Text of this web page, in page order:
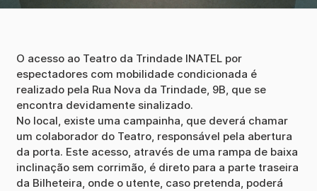
O acesso ao Teatro da Trindade INATEL por
espectadores com mobilidade condicionada é
realizado pela Rua Nova da Trindade, 9B, que se
encontra devidamente sinalizado.
No local, existe uma campainha, que deverá chamar
um colaborador do Teatro, responsável pela abertura
da porta. Este acesso, através de uma rampa de baixa
inclinação sem corrimão, é direto para a parte traseira
da Bilheteira, onde o utente, caso pretenda, poderá